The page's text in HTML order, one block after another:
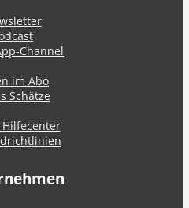
Channel
im Abo
Schätze